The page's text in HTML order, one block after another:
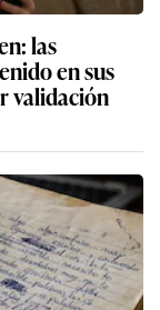
las
en sus
validación